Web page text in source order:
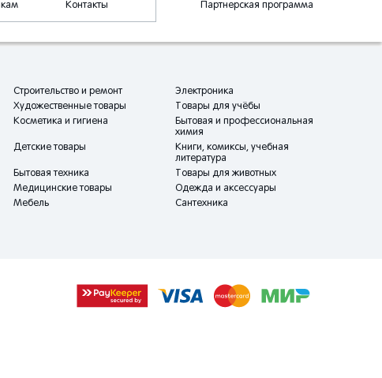
Контакты Партнерская программа
Строительство и ремонт
Электроника
Художественные товары
Товары для учёбы
Косметика и гигиена
Бытовая и профессиональная
химия
Детские товары
Книги, комиксы, учебная
литература
Бытовая техника
Товары для животных
Медицинские товары
Одежда и аксессуары
Мебель
Сантехника